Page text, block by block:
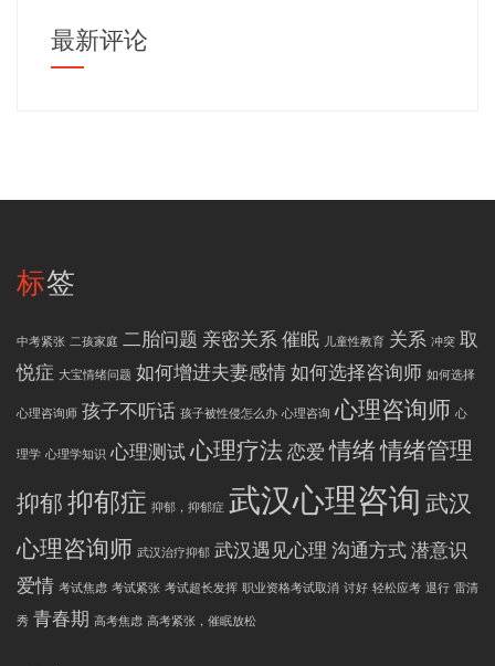
最新评论
标签
中考紧张 二孩家庭 二胎问题 亲密关系催眠 儿童性教育 关系 冲突 取
悦症 大宝情绪问题 如何增进夫妻感情如何选择咨询师 如何选择
心理咨询师 孩子不听话 孩子被性侵怎么办 心理咨询 心理咨询师 心
理学 心理学知识 心理测试心理疗法恋爱 情绪情绪管理
抑郁抑郁症 抑郁，抑郁症 武汉心理咨询 武汉
心理咨询师 武汉治疗抑郁 武汉遇见心理 沟通方式潜意识
爱情 考试焦虑 考试紧张 考试超长发挥 职业资格考试取消 讨好 轻松应考 退行 雷清
秀 青春期 高考焦虑 高考紧张，催眠放松